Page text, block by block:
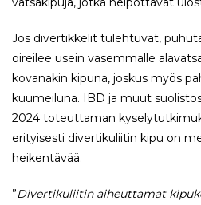
Jos divertikkelit tulehtuvat,
oireilee usein vasemmalle
kovanakin kipuna, joskus myös
kuumeiluna. IBD ja muut
2024 toteuttaman
erityisesti divertikuliitin kipu on
heikentävää.
”Divertikuliitin aiheuttamat